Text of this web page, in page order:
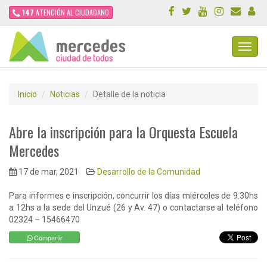
147 ATENCIÓN AL CIUDADANO
Inicio Noticias Detalle de la noticia
Abre la inscripción para la Orquesta Escuela
Mercedes
17 de mar, 2021 Desarrollo de la Comunidad
Para informes e inscripción, concurrir los días miércoles de 9.30hs
a 12hs a la sede del Unzué (26 y Av. 47) o contactarse al teléfono
02324 – 15466470
Compartir